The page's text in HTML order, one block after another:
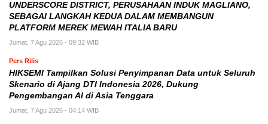
UNDERSCORE DISTRICT, PERUSAHAAN INDUK MAGLIANO,
SEBAGAI LANGKAH KEDUA DALAM MEMBANGUN
PLATFORM MEREK MEWAH ITALIA BARU
Jumat, 7 Agu 2026 - 09:32 WIB
Pers Rilis
HIKSEMI Tampilkan Solusi Penyimpanan Data untuk Seluruh
Skenario di Ajang DTI Indonesia 2026, Dukung
Pengembangan AI di Asia Tenggara
Jumat, 7 Agu 2026 - 04:14 WIB